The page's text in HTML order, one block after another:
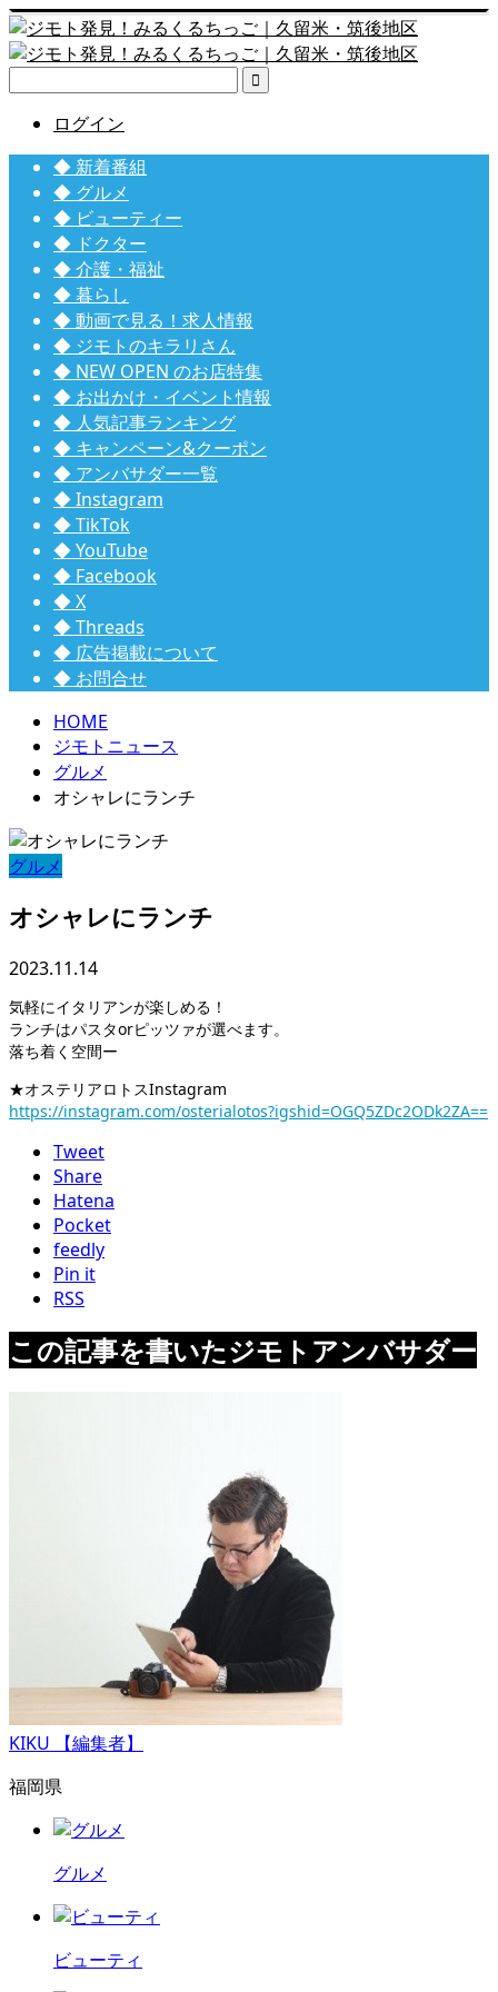

ログイン
◆ 新着番組
◆ グルメ
◆ ビューティー
◆ ドクター
◆ 介護・福祉
◆ 暮らし
◆ 動画で見る！求人情報
◆ ジモトのキラリさん
◆ NEW OPEN のお店特集
◆ お出かけ・イベント情報
◆ 人気記事ランキング
◆ キャンペーン&クーポン
◆ アンバサダー一覧
◆ Instagram
◆ TikTok
◆ YouTube
◆ Facebook
◆ X
◆ Threads
◆ 広告掲載について
◆ お問合せ
HOME
ジモトニュース
グルメ
オシャレにランチ
グルメ
オシャレにランチ
2023.11.14
気軽にイタリアンが楽しめる！
ランチはパスタorピッツァが選べます。
落ち着く空間ー
★オステリアロトスInstagram
https://instagram.com/osterialotos?igshid=OGQ5ZDc2ODk2ZA==
Tweet
Share
Hatena
Pocket
feedly
Pin it
RSS
この記事を書いたジモトアンバサダー
KIKU 【編集者】
福岡県
グルメ
ビューティ